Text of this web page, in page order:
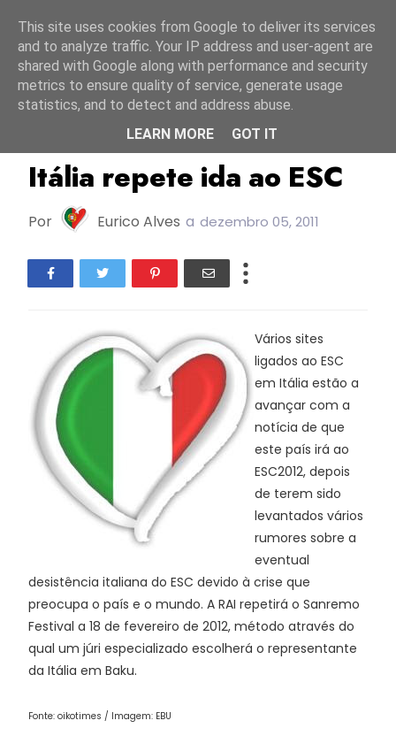
Itália
Itália repete ida ao ESC
Por Eurico Alves a dezembro 05, 2011
Vários sites
ligados ao ESC
em Itália estão a
avançar com a
notícia de que
este país irá ao
ESC2012, depois
de terem sido
levantados vários
rumores sobre a
eventual
desistência italiana do ESC devido à crise que
preocupa o país e o mundo. A RAI repetirá o Sanremo
Festival a 18 de fevereiro de 2012, método através do
qual um júri especializado escolherá o representante
da Itália em Baku.
Fonte: oikotimes / Imagem: EBU
This site uses cookies from Google to deliver its services
and to analyze traffic. Your IP address and user-agent are
shared with Google along with performance and security
metrics to ensure quality of service, generate usage
statistics, and to detect and address abuse.
LEARN MORE
GOT IT